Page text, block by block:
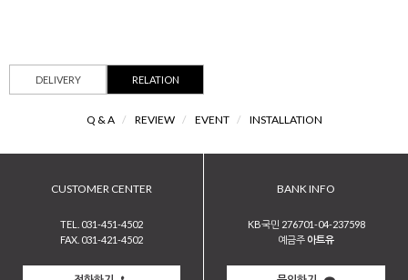
DELIVERY RELATION
Q & A / REVIEW / EVENT / INSTALLATION
CUSTOMER CENTER
TEL. 031-451-4502
FAX. 031-421-4502
BANK INFO
KB국민 276701-04-237598
예금주 아트유